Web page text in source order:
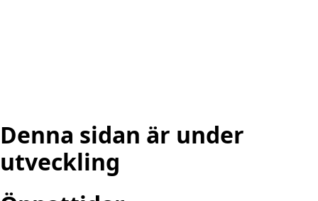
Denna sidan är under
utveckling